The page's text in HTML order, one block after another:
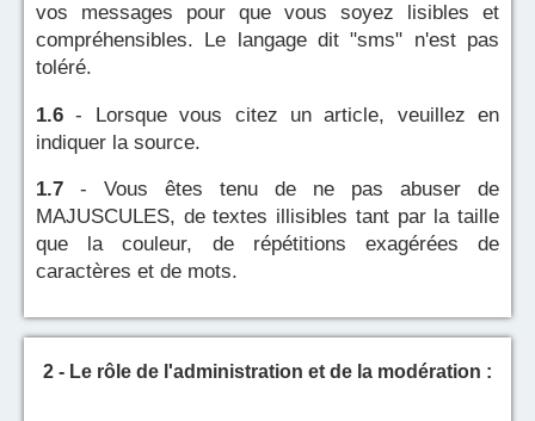
vos messages pour que vous soyez lisibles et
compréhensibles. Le langage dit "sms" n'est pas
toléré.
1.6 - Lorsque vous citez un article, veuillez en
indiquer la source.
1.7 - Vous êtes tenu de ne pas abuser de
MAJUSCULES, de textes illisibles tant par la taille
que la couleur, de répétitions exagérées de
caractères et de mots.
2 - Le rôle de l'administration et de la modération :